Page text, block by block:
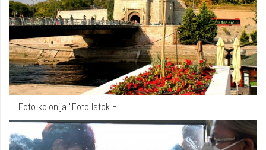
Foto kolonija "Foto Istok =…